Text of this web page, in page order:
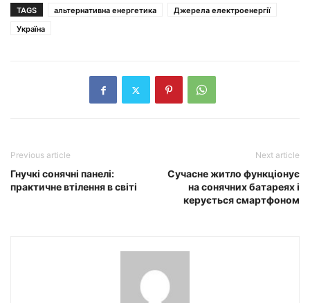
TAGS альтернативна енергетика
Джерела електроенергії
Україна
Previous article
Гнучкі сонячні панелі:
практичне втілення в світі
Next article
Сучасне житло функціонує
на сонячних батареях і
керується смартфоном